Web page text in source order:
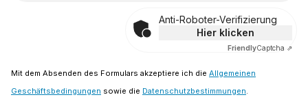
Anti-Roboter-Verifizierung
Hier klicken
FriendlyCaptcha ⇗
Mit dem Absenden des Formulars akzeptiere ich die Allgemeinen
Geschäftsbedingungen sowie die Datenschutzbestimmungen